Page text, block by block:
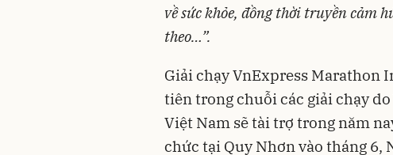
về sức khỏe, đồng thời truyền cảm
theo…”.
Giải chạy VnExpress Marathon
tiên trong chuỗi các giải chạy
Việt Nam sẽ tài trợ trong năm
chức tại Quy Nhơn vào tháng 6,